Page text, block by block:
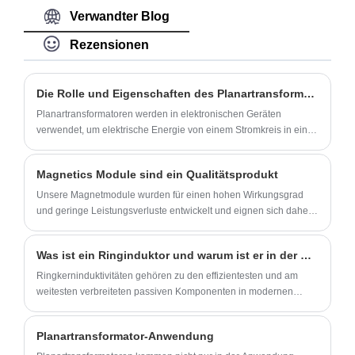
Fabrik in China sind wir stark und
vollständig im Management. H16P07S ist
ein Produkt der Serie mit ultraniedriger
Struktur und einer Höhe von typ. 2,20 mm.
Modell: H16P07S
Verwandter Blog
Rezensionen
Die Rolle und Eigenschaften des Planartransformators
Planartransformatoren werden in elektronischen Geräten
verwendet, um elektrische Energie von einem Stromkreis in einen
Computern und Fernsehgeräten.
Magnetics Module sind ein Qualitätsprodukt
Unsere Magnetmodule wurden für einen hohen Wirkungsgrad
und geringe Leistungsverluste entwickelt und eignen sich daher
Was ist ein Ringinduktor und warum ist er in der modernen Elektronik wichtig?
Ringkerninduktivitäten gehören zu den effizientesten und am
weitesten verbreiteten passiven Komponenten in modernen
eine hervorragende magnetische Eindämmung, reduzierte
Planartransformator-Anwendung